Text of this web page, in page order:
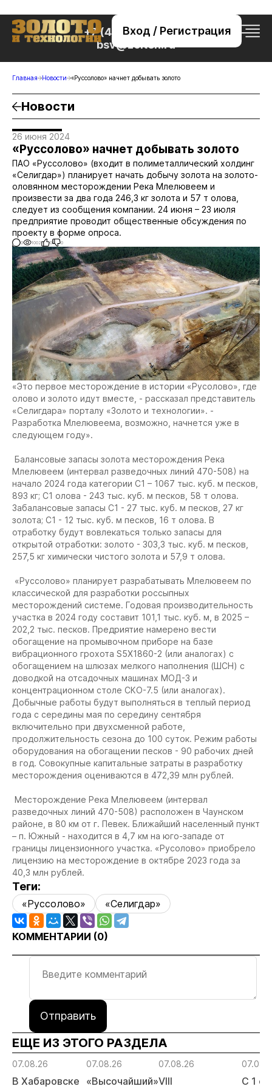
Вход / Регистрация
+7 (495) 221-76-32
bsv@zolteh.ru
Главная Новости «Руссолово» начнет добывать золото
Новости
26 июня 2024
«Руссолово» начнет добывать золото
ПАО «Руссолово» (входит в полиметаллический холдинг
«Селигдар») планирует начать добычу золота на золото-
оловянном месторождении Река Млелювеем и
произвести за два года 246,3 кг золота и 57 т олова,
следует из сообщения компании. 24 июня – 23 июля
предприятие проводит общественные обсуждения по
проекту в форме опроса.
0 1002 0 0
«Это первое месторождение в истории «Русолово», где
олово и золото идут вместе, - рассказал представитель
«Селигдара» порталу «Золото и технологии». -
Разработка Млелювеема, возможно, начнется уже в
следующем году».
Балансовые запасы золота месторождения Река
Млелювеем (интервал разведочных линий 470-508) на
начало 2024 года категории С1 – 1067 тыс. куб. м песков,
893 кг; С1 олова - 243 тыс. куб. м песков, 58 т олова.
Забалансовые запасы С1 - 27 тыс. куб. м песков, 27 кг
золота; С1 - 12 тыс. куб. м песков, 16 т олова. В
отработку будут вовлекаться только запасы для
открытой отработки: золото - 303,3 тыс. куб. м песков,
257,5 кг химически чистого золота и 57,9 т олова.
«Руссолово» планирует разрабатывать Млелювеем по
классической для разработки россыпных
месторождений системе. Годовая производительность
участка в 2024 году составит 101,1 тыс. куб. м, в 2025 –
202,2 тыс. песков. Предриятие намерено вести
обогащение на промывочном приборе на базе
вибрационного грохота S5X1860-2 (или аналогах) с
обогащением на шлюзах мелкого наполнения (ШСН) с
доводкой на отсадочных машинах МОД-3 и
концентрационном столе СКО-7.5 (или аналогах).
Добычные работы будут выполняться в теплый период
года с середины мая по середину сентября
включительно при двухсменной работе,
продолжительность сезона до 100 суток. Режим работы
оборудования на обогащении песков - 90 рабочих дней
в год. Совокупные капитальные затраты в разработку
месторождения оцениваются в 472,39 млн рублей.
Месторождение Река Млелювеем (интервал
разведочных линий 470-508) расположен в Чаунском
районе, в 80 км от г. Певек. Ближайший населенный пункт
– п. Южный - находится в 4,7 км на юго-западе от
границы лицензионного участка. «Русолово» приобрело
лицензию на месторождение в октябре 2023 года за
40,3 млн рублей.
Теги:
«Руссолово» «Селигдар»
КОММЕНТАРИИ (0)
Отправить
ЕЩЕ ИЗ ЭТОГО РАЗДЕЛА
07.08.26
В Хабаровске
07.08.26
«Высочайший»
07.08.26
VIII
С 1